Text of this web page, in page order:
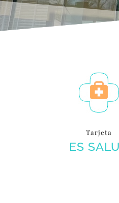
Tarjeta
ES